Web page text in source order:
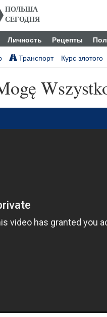
ПОЛЬША
СЕГОДНЯ
Личность Рецепты
Транспорт Курс злотого